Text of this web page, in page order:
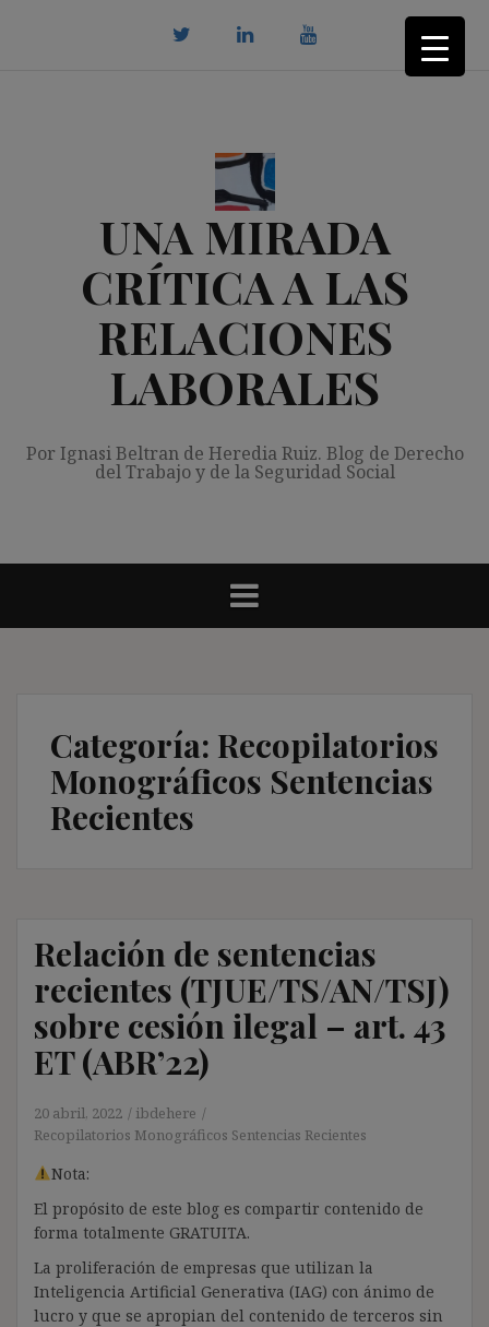
UNA MIRADA
CRÍTICA A LAS
RELACIONES
LABORALES
Por Ignasi Beltran de Heredia Ruiz. Blog de Derecho
del Trabajo y de la Seguridad Social
Categoría: Recopilatorios
Monográficos Sentencias
Recientes
Relación de sentencias
recientes (TJUE/TS/AN/TSJ)
sobre cesión ilegal – art. 43
ET (ABR’22)
20 abril, 2022
ibdehere
Recopilatorios Monográficos Sentencias Recientes
Nota:
El propósito de este blog es compartir contenido de
forma totalmente GRATUITA.
La proliferación de empresas que utilizan la
Inteligencia Artificial Generativa (IAG) con ánimo de
lucro y que se apropian del contenido de terceros sin